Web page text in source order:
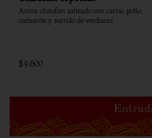
Arroz chaufan salteado con carne, pollo,
camarón y surtido de verduras
$9.600